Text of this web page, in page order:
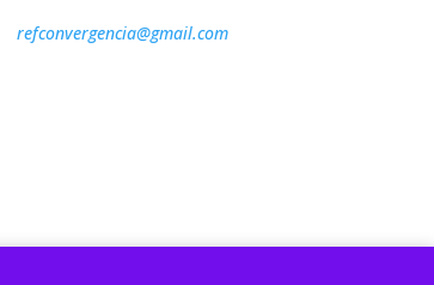
refconvergencia@gmail.com